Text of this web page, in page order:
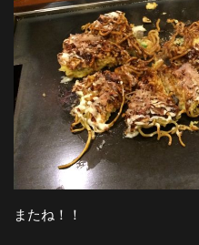
またね！！